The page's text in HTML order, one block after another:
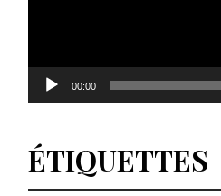
00:00
ÉTIQUETTES